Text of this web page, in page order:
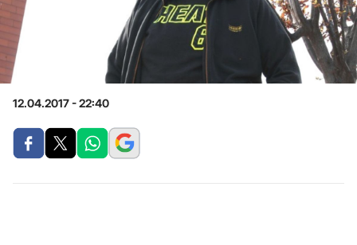
12.04.2017 - 22:40